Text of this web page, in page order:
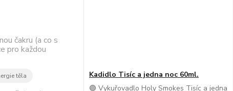
těla
Kadidlo Tisíc a jedna noc 60ml.
🟣 Vykuřovadlo Holy Smokes Tisíc a jedna